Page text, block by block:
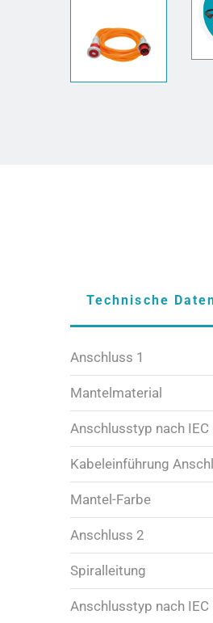
Technische
Anschluss 1
Mantelmaterial
Anschlusstyp nach
Kabeleinführung
Mantel-Farbe
Anschluss 2
Spiralleitung
Anschlusstyp nach